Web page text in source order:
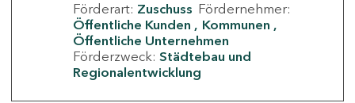
Förderart: Zuschuss Fördernehmer:
Öffentliche Kunden
Kommunen
Öffentliche Unternehmen
Förderzweck: Städtebau und
Regionalentwicklung